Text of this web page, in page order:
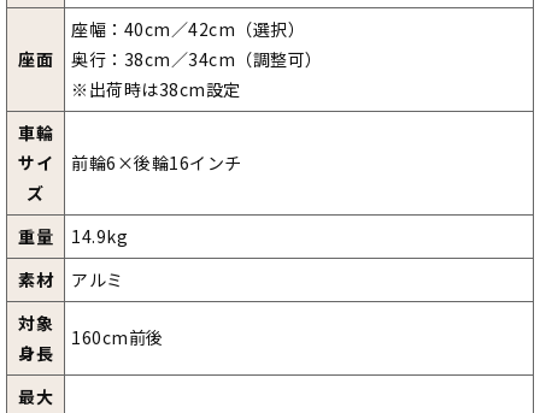
座面
座幅：40cm／42cm（選択）
奥行：38cm／34cm（調整可）
※出荷時は38cm設定
車輪
サイ
ズ
前輪6×後輪16インチ
重量
14.9kg
素材
アルミ
対象
身長
160cm前後
最大